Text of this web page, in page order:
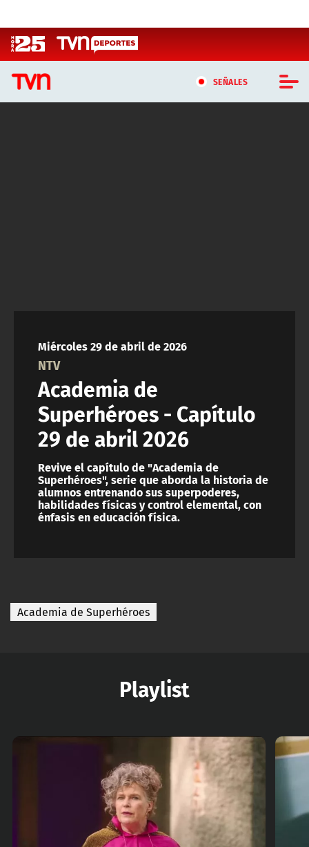
SEÑALES
ACTUALIDAD Y TENDENCIAS
CORPORATIVO Y TRANSPARENCIA
CANAL DE DENUNCIAS
ÁREA DE PROYECTOS
Miércoles 29 de abril de 2026
NTV
Academia de
Superhéroes - Capítulo
29 de abril 2026
Revive el capítulo de "Academia de
Superhéroes", serie que aborda la historia de
alumnos entrenando sus superpoderes,
habilidades físicas y control elemental, con
énfasis en educación física.
Academia de Superhéroes
Playlist